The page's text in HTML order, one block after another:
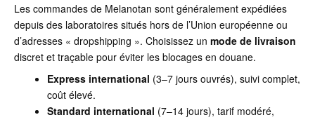
Les commandes de Melanotan sont généralement expédiées
depuis des laboratoires situés hors de l’Union européenne ou
d’adresses « dropshipping ». Choisissez un mode de livraison
discret et traçable pour éviter les blocages en douane.
Express international (3–7 jours ouvrés), suivi complet,
coût élevé.
Standard international (7–14 jours), tarif modéré,